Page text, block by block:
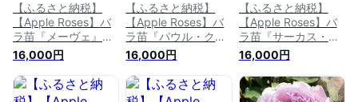
【ふるさと納税】
【Apple Roses】バ
ラ苗『メーヴェ』新
苗育成苗6号ポット
植え 【苗木・バラ
苗・ばら・薔薇・バ
ラ・フラワー・6
16,000円
【ふるさと納税】
【Apple Roses】バ
ラ苗『パウル・クレ
ー』新苗育成苗6号
ポット植え 【苗
木・バラ苗・ばら・
薔薇・バラ・フラワ
16,000円
【ふるさと納税】
【Apple Roses】バ
ラ苗『サーカス・ナ
イト』新苗育成苗6
号ポット植え 【苗
木・バラ苗・ばら・
薔薇・バラ・フラワ
16,000円